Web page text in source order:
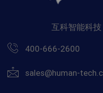
互科智能科
400-666-2600
sales@human-